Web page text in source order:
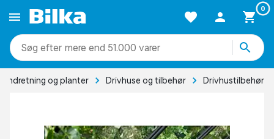
0
mere end 51.000 varer
og planter Drivhuse og tilbehør Drivhustilbehør